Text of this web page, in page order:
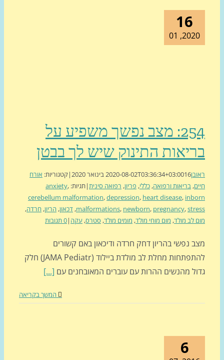
254: מצב נפשך משפיע על
התינוק שיש לך בבטן
2020-08-02T03:36:34+03:00
|קטגוריות:אורח
בריאות ורפואה,כללי,פריון ,רפואה סינית|תגיות: anxiety,
cerebellum malformation,depression,heart disease
malformations,newborn,pregnancy
,דכאון,הריון,חרדה,
לב מולד,מום מוחי מולד ,מומים מולד,סטרס,עקה|0 תגובות
נפשי בהריון דחק חרדה ודיכאון באם קשורים
להתפתחות מחלת לב מולדת ביילוד (JAMA Pediatr) חלק
מהנשים ההרות עם עוברים המאובחנים עם[...]
המשך בקריאה